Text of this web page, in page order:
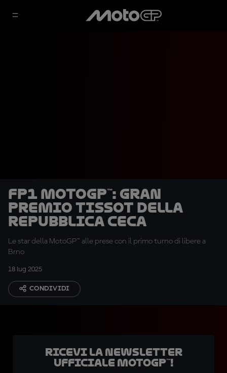
FP1 MotoGP™: Gran
Premio Tissot della
Repubblica Ceca
Le star della MotoGP™ alle prese con il primo turno di libere a
Brno
18 lug 2025
CONDIVIDI
Ricevi la newsletter
ufficiale MotoGP™!